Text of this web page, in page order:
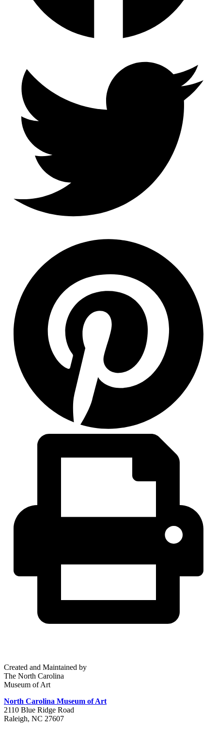
Created and Maintained by
The North Carolina
Museum of Art
North Carolina Museum of Art
2110 Blue Ridge Road
Raleigh, NC 27607